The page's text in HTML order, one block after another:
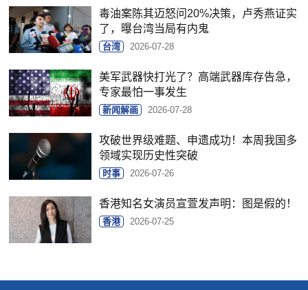
毒油案陈其迈怒问20%决策，卢秀燕证实
了，曝台湾当局有内鬼
台湾 2026-07-28
美军武器快打光了？高端武器库存告急，
专家最怕一事发生
新闻解画 2026-07-28
攻破世界级难题、申遗成功！本周我国多
领域实现历史性突破
时事 2026-07-26
香港知名女演员宣萱发声明：图是假的！
香港 2026-07-25